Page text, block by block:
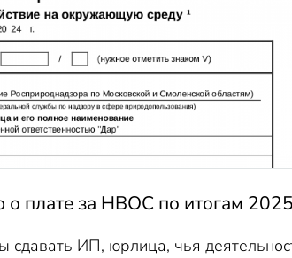
плате за НВОС по итогам
ИП, юрлица, чья